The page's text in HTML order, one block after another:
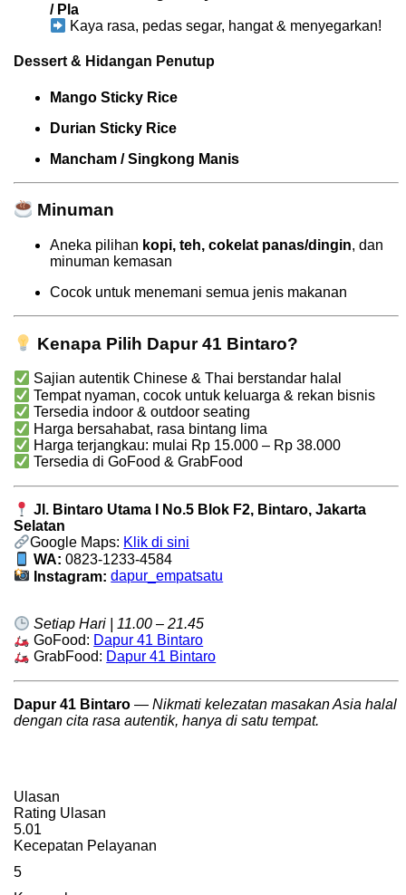
/ Pla
Kaya rasa, pedas segar, hangat & menyegarkan!
Dessert & Hidangan Penutup
Mango Sticky Rice
Durian Sticky Rice
Mancham / Singkong Manis
Minuman
Aneka pilihan kopi, teh, cokelat panas/dingin, dan
minuman kemasan
Cocok untuk menemani semua jenis makanan
Kenapa Pilih Dapur 41 Bintaro?
Sajian autentik Chinese & Thai berstandar halal
Tempat nyaman, cocok untuk keluarga & rekan bisnis
Tersedia indoor & outdoor seating
Harga bersahabat, rasa bintang lima
Harga terjangkau: mulai Rp 15.000 – Rp 38.000
Tersedia di GoFood & GrabFood
Jl. Bintaro Utama I No.5 Blok F2, Bintaro, Jakarta
Selatan
Google Maps: Klik di sini
WA:0823-1233-4584
Instagram:dapur_empatsatu
Setiap Hari | 11.00 – 21.45
GoFood: Dapur 41 Bintaro
GrabFood: Dapur 41 Bintaro
Dapur 41 Bintaro — Nikmati kelezatan masakan Asia halal
dengan cita rasa autentik, hanya di satu tempat.
Ulasan
Rating Ulasan
5.01
Kecepatan Pelayanan
5